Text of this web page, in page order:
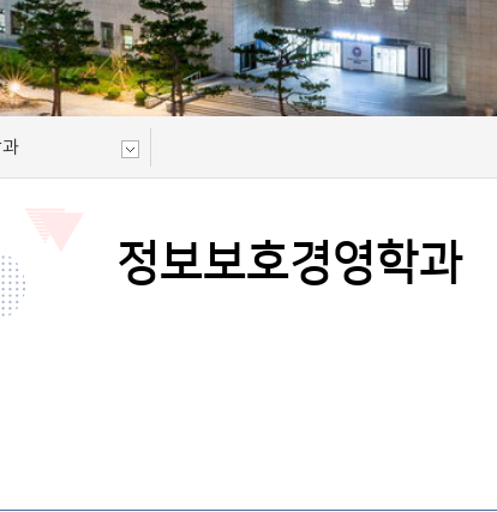
정보보호경영학과